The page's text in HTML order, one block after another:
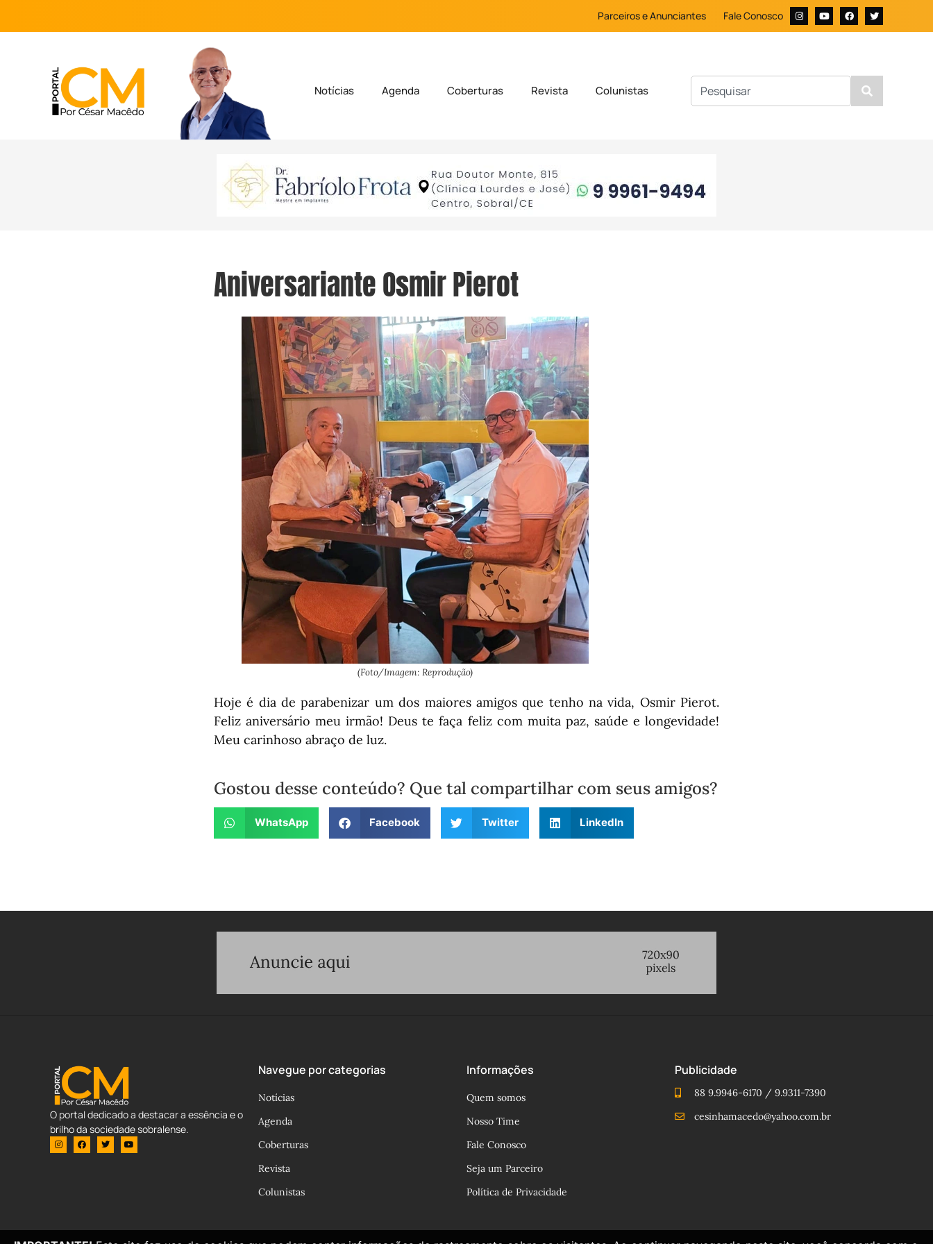
Parceiros e Anunciantes Fale Conosco
Notícias Agenda Coberturas Revista Colunistas
Aniversariante Osmir Pierot
(Foto/Imagem: Reprodução)
Hoje é dia de parabenizar um dos maiores amigos que tenho na vida, Osmir Pierot.
Feliz aniversário meu irmão! Deus te faça feliz com muita paz, saúde e longevidade!
Meu carinhoso abraço de luz.
Gostou desse conteúdo? Que tal compartilhar com seus amigos?
WhatsApp Facebook Twitter LinkedIn
O portal dedicado a destacar a essência e o
brilho da sociedade sobralense.
Navegue por categorias
Notícias
Agenda
Coberturas
Revista
Colunistas
Informações
Quem somos
Nosso Time
Fale Conosco
Seja um Parceiro
Política de Privacidade
Publicidade
88 9.9946-6170 / 9.9311-7390
cesinhamacedo@yahoo.com.br